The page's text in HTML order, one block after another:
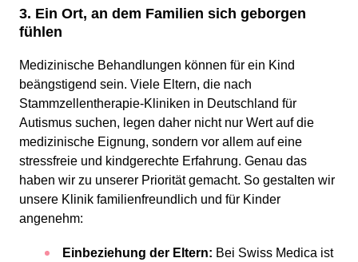
3. Ein Ort, an dem Familien sich geborgen
fühlen
Medizinische Behandlungen können für ein Kind
beängstigend sein. Viele Eltern, die nach
Stammzellentherapie-Kliniken in Deutschland für
Autismus suchen, legen daher nicht nur Wert auf die
medizinische Eignung, sondern vor allem auf eine
stressfreie und kindgerechte Erfahrung. Genau das
haben wir zu unserer Priorität gemacht. So gestalten wir
unsere Klinik familienfreundlich und für Kinder
angenehm:
Einbeziehung der Eltern: Bei Swiss Medica ist